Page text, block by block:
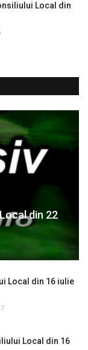
Local din
din 22
Local din 16 iulie
Local din 16